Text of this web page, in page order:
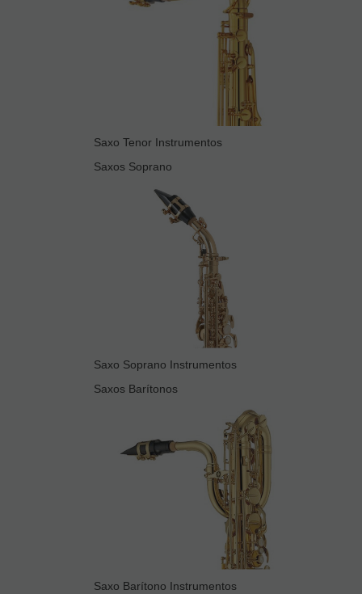
Saxo Tenor Instrumentos
Saxos Soprano
Saxo Soprano Instrumentos
Saxos Barítonos
Saxo Barítono Instrumentos